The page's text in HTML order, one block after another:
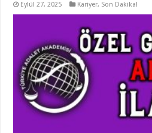
Eylül 27, 2025 Kariyer, Son Dakika!